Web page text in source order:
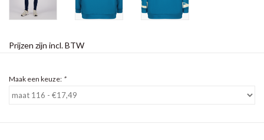
Prijzen zijn incl. BTW
Maak een keuze: *